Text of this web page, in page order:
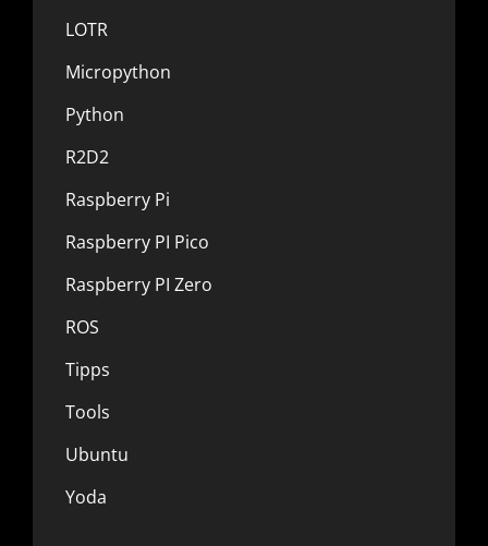
LOTR
Micropython
Python
R2D2
Raspberry Pi
Raspberry PI Pico
Raspberry PI Zero
ROS
Tipps
Tools
Ubuntu
Yoda